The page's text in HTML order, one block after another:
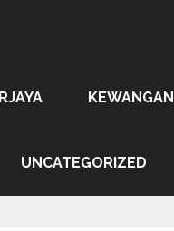
KEWANGAN
UNCATEGORIZED